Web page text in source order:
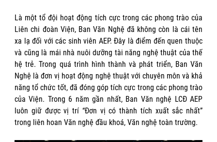
Là một tổ đội hoạt động tích cực trong các phong trào của
Liên chi đoàn Viện, Ban Văn Nghệ đã không còn là cái tên
xa lạ đối với các sinh viên AEP. Đây là điểm đến quen thuộc
và cũng là mái nhà nuôi dưỡng tài năng nghệ thuật của thế
hệ trẻ. Trong quá trình hình thành và phát triển, Ban Văn
Nghệ là đơn vị hoạt động nghệ thuật với chuyên môn và khả
năng tổ chức tốt, đã đóng góp tích cực trong các phong trào
của Viện. Trong 6 năm gần nhất, Ban Văn nghệ LCĐ AEP
luôn giữ được vị trí “Đơn vị có thành tích xuất sắc nhất”
trong liên hoan Văn nghệ đầu khoá, Văn nghệ toàn trường.